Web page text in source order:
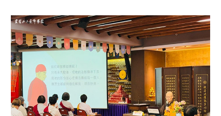
學習分享